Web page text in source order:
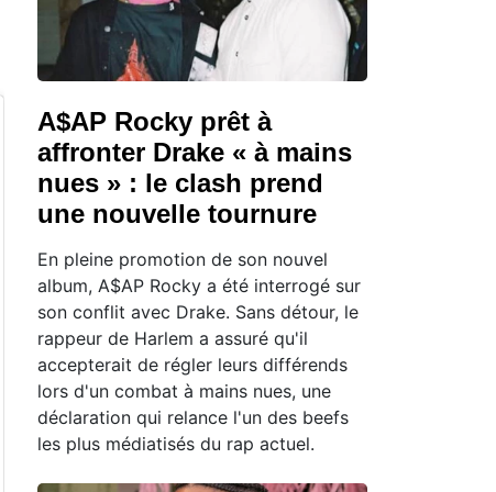
A$AP Rocky prêt à
affronter Drake « à mains
nues » : le clash prend
une nouvelle tournure
En pleine promotion de son nouvel
album, A$AP Rocky a été interrogé sur
son conflit avec Drake. Sans détour, le
rappeur de Harlem a assuré qu'il
accepterait de régler leurs différends
lors d'un combat à mains nues, une
déclaration qui relance l'un des beefs
les plus médiatisés du rap actuel.